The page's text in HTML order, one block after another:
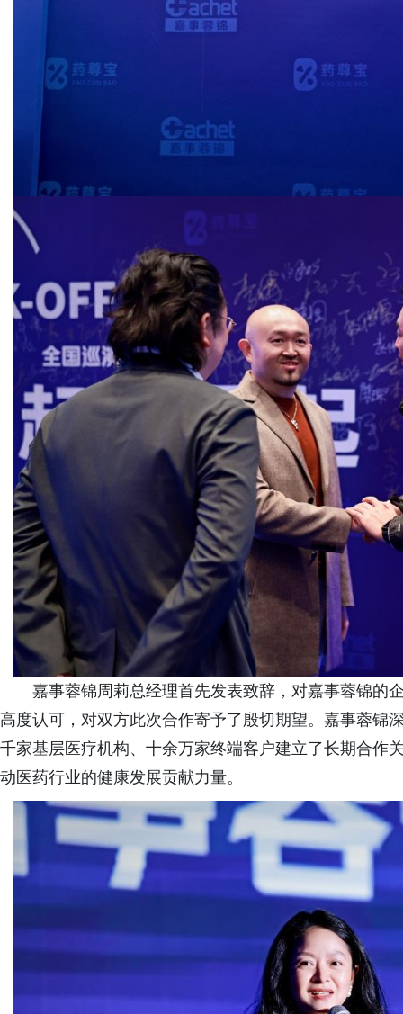
嘉事蓉锦周莉总经理首先发表致辞，对嘉事蓉锦的
高度认可，对双方此次合作寄予了殷切期望。嘉事蓉锦
千家基层医疗机构、十余万家终端客户建立了长期合作
动医药行业的健康发展贡献力量。